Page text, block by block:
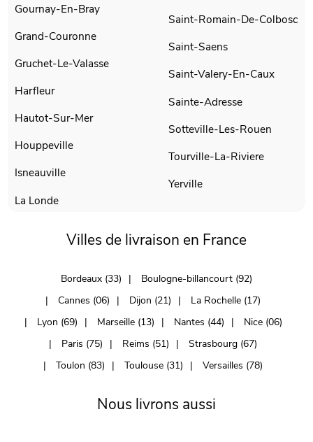
Gournay-En-Bray
Grand-Couronne
Gruchet-Le-Valasse
Harfleur
Hautot-Sur-Mer
Houppeville
Isneauville
La Londe
Saint-Romain-De-Colbosc
Saint-Saens
Saint-Valery-En-Caux
Sainte-Adresse
Sotteville-Les-Rouen
Tourville-La-Riviere
Yerville
Villes de livraison en France
Bordeaux (33)
Boulogne-billancourt (92)
Cannes (06)
Dijon (21)
La Rochelle (17)
Lyon (69)
Marseille (13) Nantes (44)
Nice (06)
Paris (75)
Reims (51)
Strasbourg (67)
Toulon (83)
Toulouse (31) Versailles (78)
Nous livrons aussi